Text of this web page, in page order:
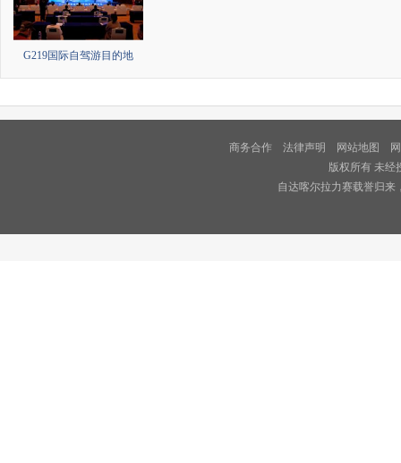
G219国际自驾游目的地
商务合作 法律声明 网站地图
版权所有 未经
自达喀尔拉力赛载誉归来